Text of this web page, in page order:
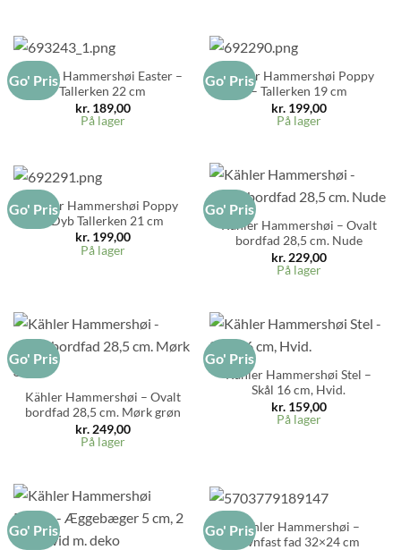
Go' Pris
Kähler Hammershøi Easter –
Tallerken 22 cm
kr.189,00
På lager
Go' Pris
Kähler Hammershøi Poppy
– Tallerken 19 cm
kr.199,00
På lager
Go' Pris
Kähler Hammershøi Poppy
– Dyb Tallerken 21 cm
kr.199,00
På lager
Go' Pris
Kähler Hammershøi – Ovalt
bordfad 28,5 cm. Nude
kr.229,00
På lager
Go' Pris
Kähler Hammershøi – Ovalt
bordfad 28,5 cm. Mørk grøn
kr.249,00
På lager
Go' Pris
Kähler Hammershøi Stel –
Skål 16 cm, Hvid.
kr.159,00
På lager
Go' Pris Go' PrisKähler Hammershøi –
Ovnfast fad 32×24 cm